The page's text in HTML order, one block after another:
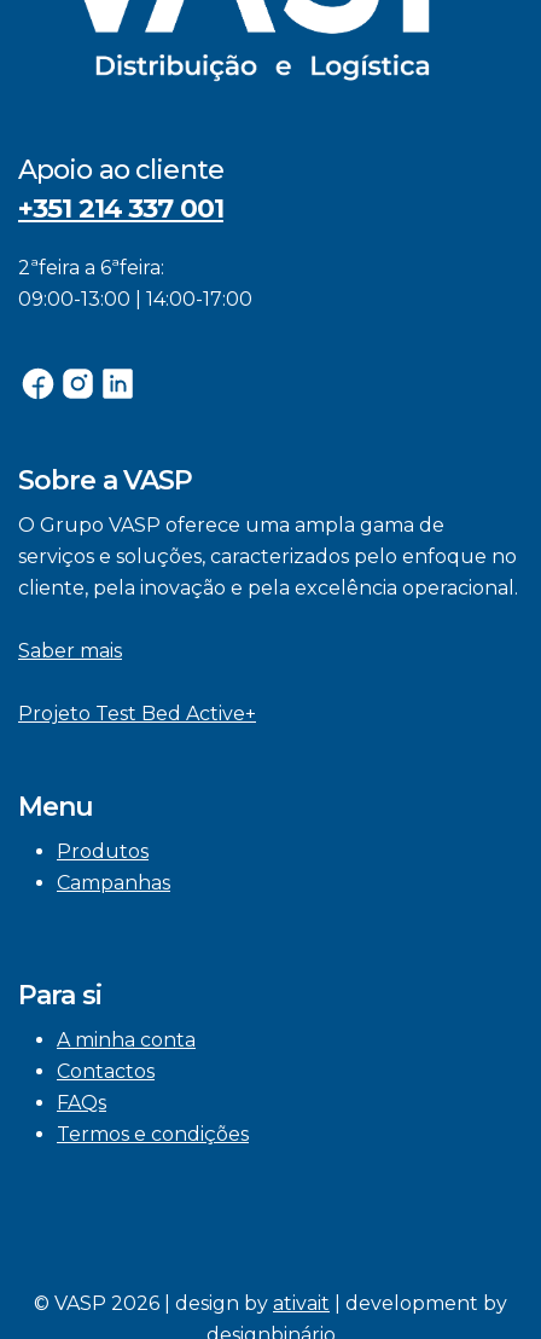
Apoio ao cliente
+351 214 337 001
2ªfeira a 6ªfeira:
09:00-13:00 | 14:00-17:00
Sobre a VASP
O Grupo VASP oferece uma ampla gama de
serviços e soluções, caracterizados pelo enfoque no
cliente, pela inovação e pela excelência operacional.
Saber mais
Projeto Test Bed Active+
Menu
Produtos
Campanhas
Para si
A minha conta
Contactos
FAQs
Termos e condições
© VASP 2026 | design by ativait | development by